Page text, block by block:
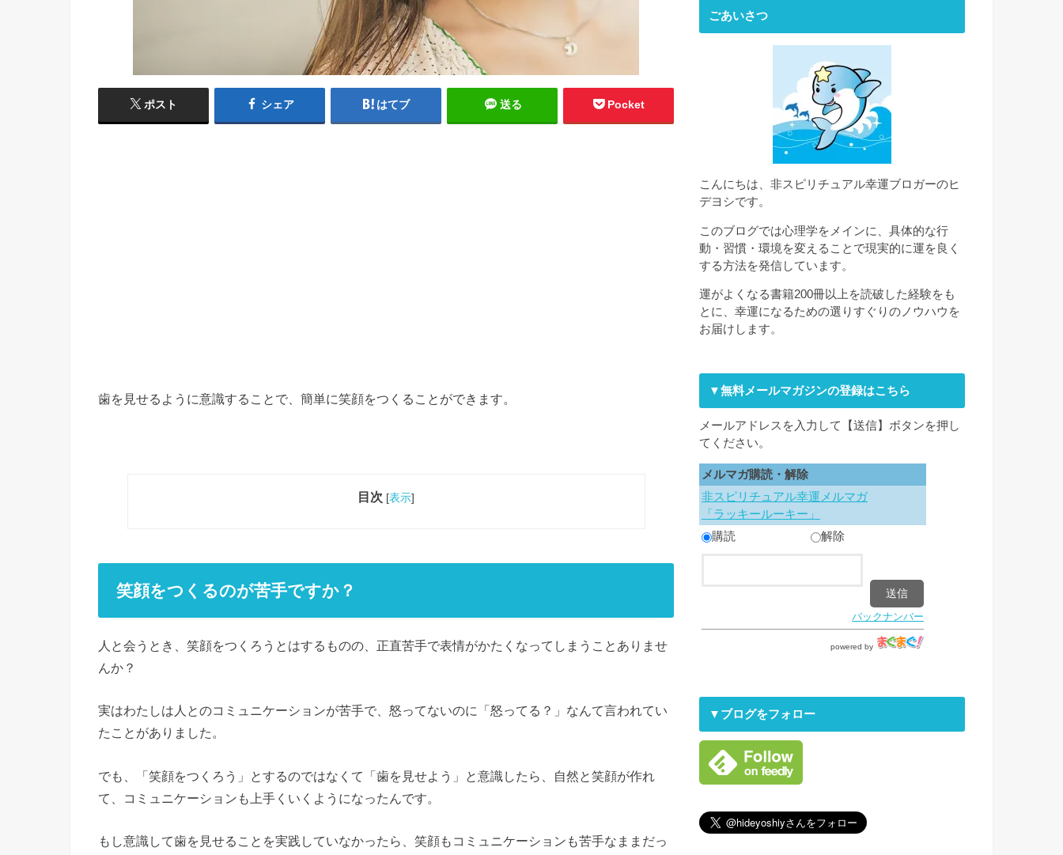
ポスト シェア はてブ 送る Pocket
歯を見せるように意識することで、簡単に笑顔をつくることができます。
目次 [表示]
笑顔をつくるのが苦手ですか？
人と会うとき、笑顔をつくろうとはするものの、正直苦手で表情がかたくなってしまうことありませ
んか？
実はわたしは人とのコミュニケーションが苦手で、怒ってないのに「怒ってる？」なんて言われてい
たことがありました。
でも、「笑顔をつくろう」とするのではなくて「歯を見せよう」と意識したら、自然と笑顔が作れ
て、コミュニケーションも上手くいくようになったんです。
もし意識して歯を見せることを実践していなかったら、笑顔もコミュニケーションも苦手なままだっ
ごあいさつ
こんにちは、非スピリチュアル幸運ブロガーのヒ
デヨシです。
このブログでは心理学をメインに、具体的な行
動・習慣・環境を変えることで現実的に運を良く
する方法を発信しています。
運がよくなる書籍200冊以上を読破した経験をも
とに、幸運になるための選りすぐりのノウハウを
お届けします。
▼無料メールマガジンの登録はこちら
メールアドレスを入力して【送信】ボタンを押し
てください。
メルマガ購読・解除
非スピリチュアル幸運メルマガ
「ラッキールーキー」
購読
解除
バックナンバー
powered by
▼ブログをフォロー